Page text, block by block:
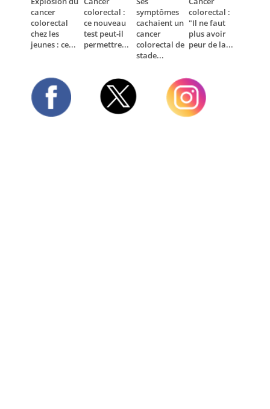
cancer
colorectal
chez les
jeunes : ce...
colorectal :
ce nouveau
test peut-il
permettre...
symptômes
cachaient un
cancer
colorectal de
stade...
colorectal :
"Il ne faut
plus avoir
peur de la...